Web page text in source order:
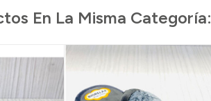
En La Misma Categoría: